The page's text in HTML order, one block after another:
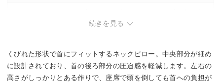
より多少かさばります。続きを見る
くびれた形状で首にフィットするネックピロー。中央部分が細め
に設計されており、首の後ろ部分の圧迫感を軽減します。左右の
高さがしっかりとある作りで、座席で頭を倒しても首への負担が